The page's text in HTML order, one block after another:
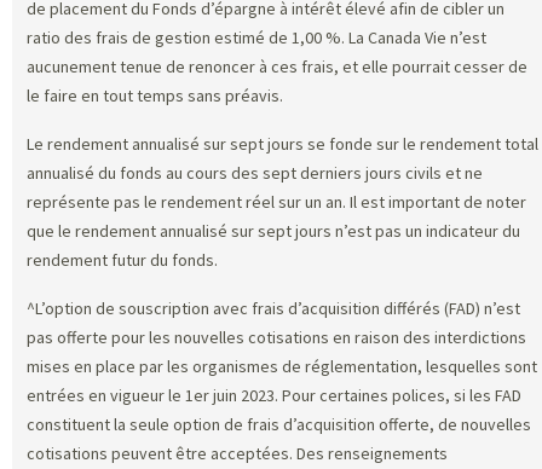
de placement du Fonds d’épargne à intérêt élevé afin de cibler un
ratio des frais de gestion estimé de 1,00 %. La Canada Vie n’est
aucunement tenue de renoncer à ces frais, et elle pourrait cesser de
le faire en tout temps sans préavis.
Le rendement annualisé sur sept jours se fonde sur le rendement total
annualisé du fonds au cours des sept derniers jours civils et ne
représente pas le rendement réel sur un an. Il est important de noter
que le rendement annualisé sur sept jours n’est pas un indicateur du
rendement futur du fonds.
^L’option de souscription avec frais d’acquisition différés (FAD) n’est
pas offerte pour les nouvelles cotisations en raison des interdictions
mises en place par les organismes de réglementation, lesquelles sont
entrées en vigueur le 1er juin 2023. Pour certaines polices, si les FAD
constituent la seule option de frais d’acquisition offerte, de nouvelles
cotisations peuvent être acceptées. Des renseignements